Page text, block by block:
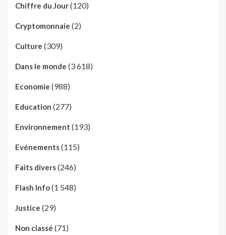
Chiffre du Jour(120)
Cryptomonnaie (2)
Culture (309)
Dans le monde (3 618)
Economie (988)
Education (277)
Environnement (193)
Evénements(115)
Faits divers(246)
Flash Info(1 548)
Justice (29)
Non classé (71)